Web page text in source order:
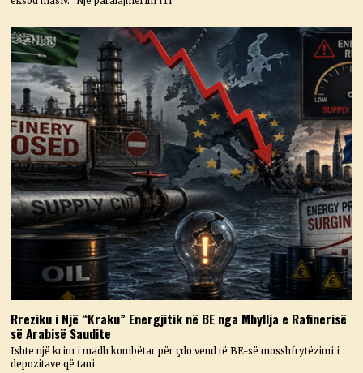
Rreziku i Një “Kraku” Energjitik në BE nga Mbyllja e Rafinerisë
së Arabisë Saudite
Ishte një krim i madh kombëtar për çdo vend të BE-së mosshfrytëzimi i
depozitave që tani